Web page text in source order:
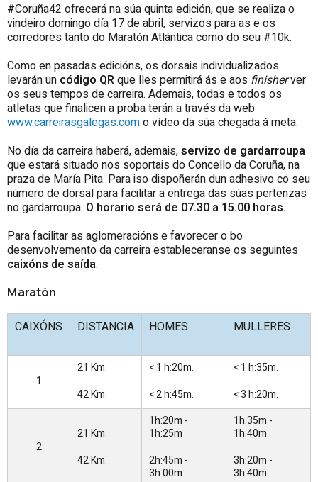
#Coruña42 ofrecerá na súa quinta edición, que se realiza o
vindeiro domingo día 17 de abril, servizos para as e os
corredores tanto do Maratón Atlántica como do seu #10k.
Como en pasadas edicións, os dorsais individualizados
levarán un código QRque lles permitirá ás e aos finisherver
os seus tempos de carreira. Ademais, todas e todos os
atletas que finalicen a proba terán a través da web
www.carreirasgalegas.como vídeo da súa chegada á meta.
No día da carreira haberá, ademais,servizo de gardarroupa
que estará situado nos soportais do Concello da Coruña, na
praza de María Pita. Para iso dispoñerán dun adhesivo co seu
número de dorsal para facilitar a entrega das súas pertenzas
no gardarroupa. O horario será de 07.30 a 15.00 horas.
Para facilitar as aglomeracións e favorecer o bo
desenvolvemento da carreira estableceranse os seguintes
caixóns de saída:
Maratón
CAIXÓNS DISTANCIA HOMES MULLERES
1
21 Km.
42 Km.
< 1 h:20m.
< 2 h:45m.
< 1 h:35m.
< 3 h:20m.
2
21 Km.
42 Km.
1h:20m -
1h:25m
2h:45m -
3h:00m
1h:35m -
1h:40m
3h:20m -
3h:40m